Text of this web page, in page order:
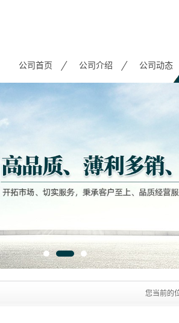
公司首页 公司介绍 公司动态
您当前的